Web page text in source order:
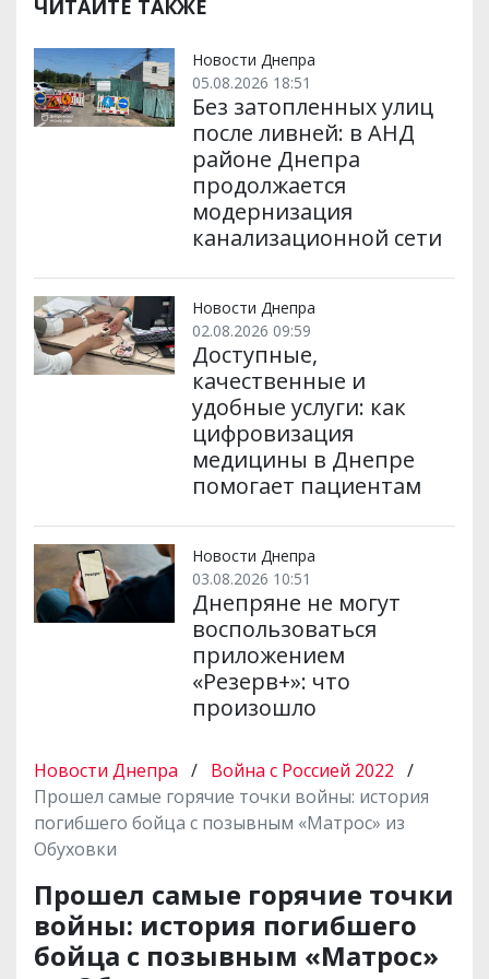
и
и
o
k
e
m p
ЧИТАЙТЕ ТАКЖЕ
Новости Днепра
05.08.2026 18:51
Без затопленных улиц
после ливней: в АНД
районе Днепра
продолжается
модернизация
канализационной сети
Новости Днепра
02.08.2026 09:59
Доступные,
качественные и
удобные услуги: как
цифровизация
медицины в Днепре
помогает пациентам
Новости Днепра
03.08.2026 10:51
Днепряне не могут
воспользоваться
приложением
«Резерв+»: что
произошло
Новости Днепра / Война с Россией 2022 /
Прошел самые горячие точки войны: история
погибшего бойца с позывным «Матрос» из
Обуховки
Прошел самые горячие точки
войны: история погибшего
бойца с позывным «Матрос»